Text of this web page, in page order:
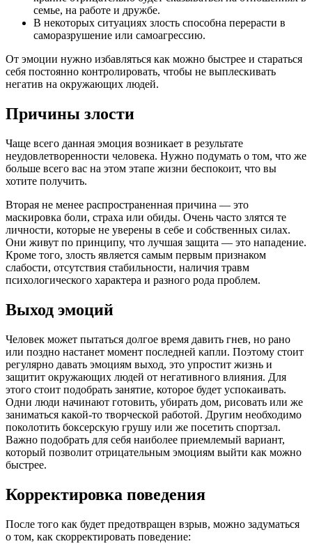
семье, на работе и дружбе.
В некоторых ситуациях злость способна перерасти в
саморазрушение или самоагрессию.
От эмоции нужно избавляться как можно быстрее и стараться
себя постоянно контролировать, чтобы не выплескивать
негатив на окружающих людей.
Причины злости
Чаще всего данная эмоция возникает в результате
неудовлетворенности человека. Нужно подумать о том, что же
больше всего вас на этом этапе жизни беспокоит, что вы
хотите получить.
Вторая не менее распространенная причина — это
маскировка боли, страха или обиды. Очень часто злятся те
личности, которые не уверены в себе и собственных силах.
Они живут по принципу, что лучшая защита — это нападение.
Кроме того, злость является самым первым признаком
слабости, отсутствия стабильности, наличия травм
психологического характера и разного рода проблем.
Выход эмоций
Человек может пытаться долгое время давить гнев, но рано
или поздно настанет момент последней капли. Поэтому стоит
регулярно давать эмоциям выход, это упростит жизнь и
защитит окружающих людей от негативного влияния. Для
этого стоит подобрать занятие, которое будет успокаивать.
Одни люди начинают готовить, убирать дом, рисовать или же
заниматься какой-то творческой работой. Другим необходимо
поколотить боксерскую грушу или же посетить спортзал.
Важно подобрать для себя наиболее приемлемый вариант,
который позволит отрицательным эмоциям выйти как можно
быстрее.
Корректировка поведения
После того как будет предотвращен взрыв, можно задуматься
о том, как скорректировать поведение: